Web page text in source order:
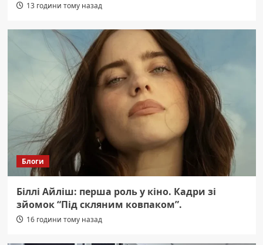
13 години тому назад
Блоги
Біллі Айліш: перша роль у кіно. Кадри зі
зйомок “Під скляним ковпаком”.
16 години тому назад